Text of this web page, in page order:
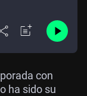
con
ha sido su